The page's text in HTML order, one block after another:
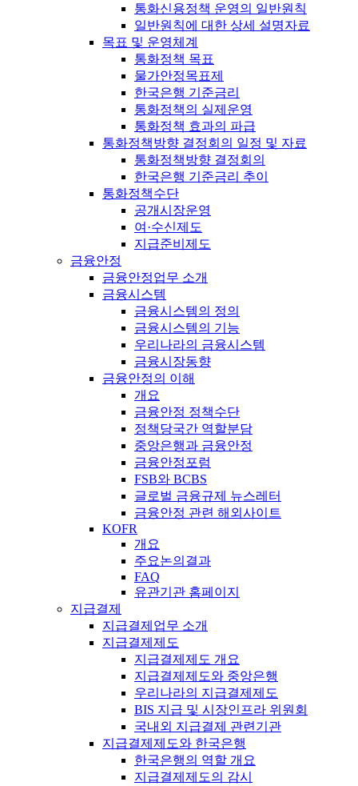
통화신용정책 운영의 일반원칙
일반원칙에 대한 상세 설명자료
목표 및 운영체계
통화정책 목표
물가안정목표제
한국은행 기준금리
통화정책의 실제운영
통화정책 효과의 파급
통화정책방향 결정회의 일정 및 자료
통화정책방향 결정회의
한국은행 기준금리 추이
통화정책수단
공개시장운영
여·수신제도
지급준비제도
금융안정
금융안정업무 소개
금융시스템
금융시스템의 정의
금융시스템의 기능
우리나라의 금융시스템
금융시장동향
금융안정의 이해
개요
금융안정 정책수단
정책당국간 역할분담
중앙은행과 금융안정
금융안정포럼
FSB와 BCBS
글로벌 금융규제 뉴스레터
금융안정 관련 해외사이트
KOFR
개요
주요논의결과
FAQ
유관기관 홈페이지
지급결제
지급결제업무 소개
지급결제제도
지급결제제도 개요
지급결제제도와 중앙은행
우리나라의 지급결제제도
BIS 지급 및 시장인프라 위원회
국내외 지급결제 관련기관
지급결제제도와 한국은행
한국은행의 역할 개요
지급결제제도의 감시